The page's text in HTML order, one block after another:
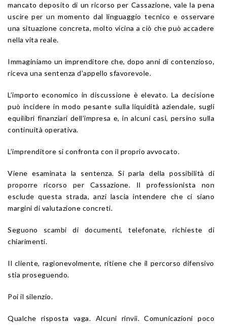
mancato deposito di un ricorso per Cassazione, vale la pena
uscire per un momento dal linguaggio tecnico e osservare
una situazione concreta, molto vicina a ciò che può accadere
nella vita reale.
Immaginiamo un imprenditore che, dopo anni di contenzioso,
riceva una sentenza d’appello sfavorevole.
L’importo economico in discussione è elevato. La decisione
può incidere in modo pesante sulla liquidità aziendale, sugli
equilibri finanziari dell’impresa e, in alcuni casi, persino sulla
continuità operativa.
L’imprenditore si confronta con il proprio avvocato.
Viene esaminata la sentenza. Si parla della possibilità di
proporre ricorso per Cassazione. Il professionista non
esclude questa strada, anzi lascia intendere che ci siano
margini di valutazione concreti.
Seguono scambi di documenti, telefonate, richieste di
chiarimenti.
Il cliente, ragionevolmente, ritiene che il percorso difensivo
stia proseguendo.
Poi il silenzio.
Qualche risposta vaga. Alcuni rinvii. Comunicazioni poco